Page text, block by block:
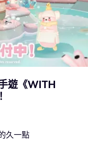
遊《WITH
久一點